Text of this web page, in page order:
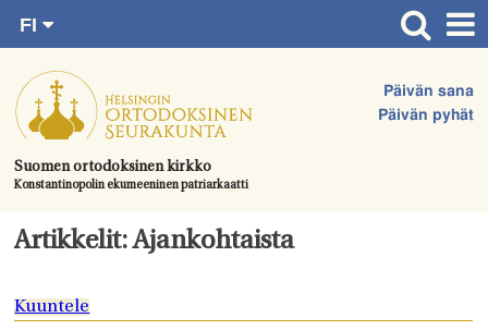
suoraan
sisältöön.
Suomen ortodoksinen kirkko
Konstantinopolin ekumeeninen patriarkaatti
Päivän sana
Päivän pyhät
FI
SV
EN
UA
Etusivu
Ajankohtaista
Juhlat & toimitukset
Kirkot
Tule mukaan
Artikkelit: Ajankohtaista
Kuuntele